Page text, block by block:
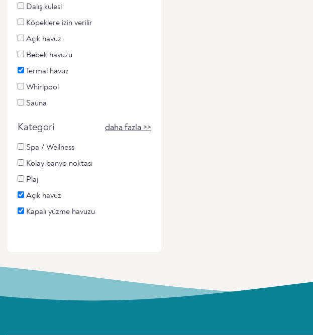
Dalış kulesi
Köpeklere izin verilir
Açık havuz
Bebek havuzu
Termal havuz
Whirlpool
Sauna
Kategori daha fazla >>
Spa / Wellness
Kolay banyo noktası
Plaj
Açık havuz
Kapalı yüzme havuzu